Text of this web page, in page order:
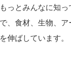
っとみんなに知
、食材、生物、
伸ばしています。